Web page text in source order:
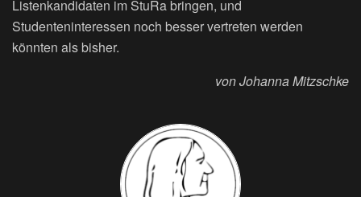
Listenkandidaten im StuRa bringen, und
Studenteninteressen noch besser vertreten werden
könnten als bisher.
von Johanna Mitzschke